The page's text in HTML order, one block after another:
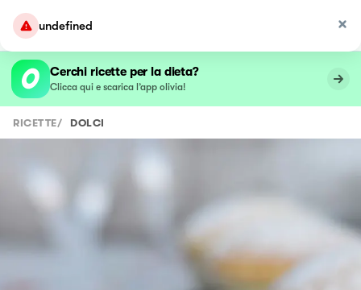
undefined
Cerchi ricette per la dieta?
Clicca qui e scarica l’app olivia!
RICETTE/ DOLCI